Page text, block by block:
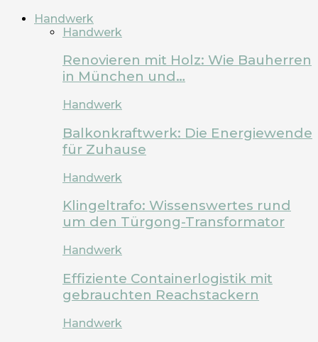
Handwerk
Handwerk
Renovieren mit Holz: Wie Bauherren
in München und…
Handwerk
Balkonkraftwerk: Die Energiewende
für Zuhause
Handwerk
Klingeltrafo: Wissenswertes rund
um den Türgong-Transformator
Handwerk
Effiziente Containerlogistik mit
gebrauchten Reachstackern
Handwerk